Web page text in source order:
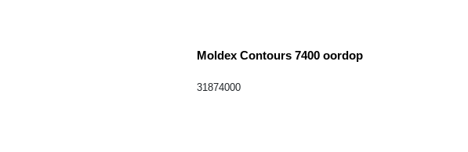
Moldex Contours 7400 oordop
31874000